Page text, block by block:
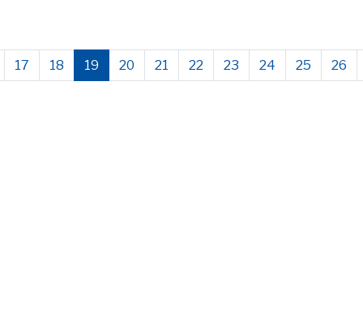
17 18 19 20 21 22 23 24 25 26